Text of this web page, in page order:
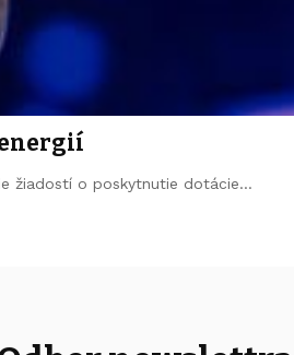
energií
žiadostí o poskytnutie dotácie…